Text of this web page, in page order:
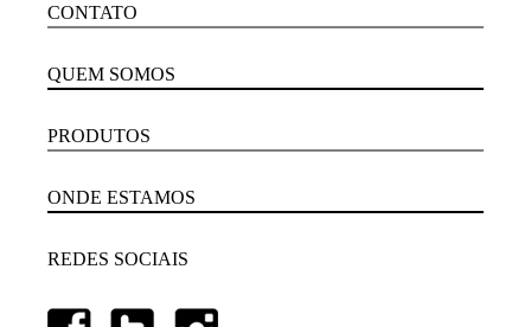
CONTATO
QUEM SOMOS
PRODUTOS
ONDE ESTAMOS
REDES SOCIAIS